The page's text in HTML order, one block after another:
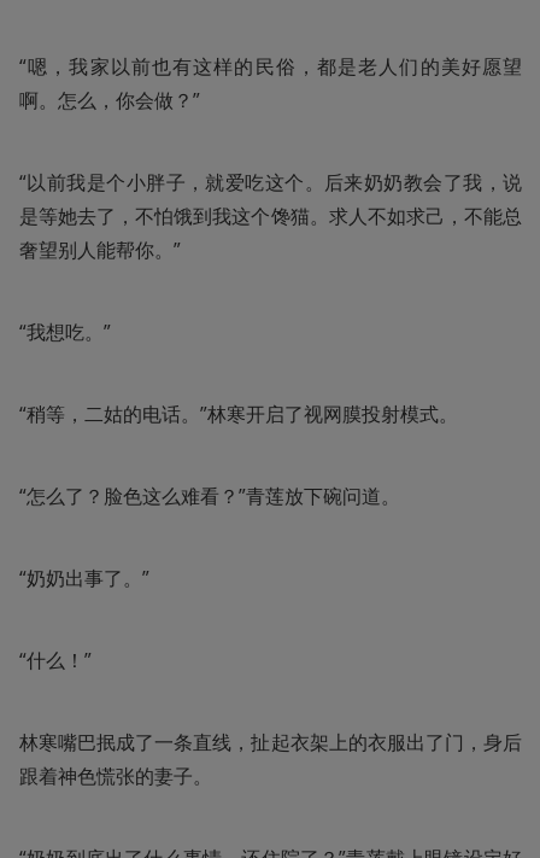
“嗯，我家以前也有这样的民俗，都是老人们的美好愿望
啊。怎么，你会做？”
“以前我是个小胖子，就爱吃这个。后来奶奶教会了我，说
是等她去了，不怕饿到我这个馋猫。求人不如求己，不能总
奢望别人能帮你。”
“我想吃。”
“稍等，二姑的电话。”林寒开启了视网膜投射模式。
“怎么了？脸色这么难看？”青莲放下碗问道。
“奶奶出事了。”
“什么！”
林寒嘴巴抿成了一条直线，扯起衣架上的衣服出了门，身后
跟着神色慌张的妻子。